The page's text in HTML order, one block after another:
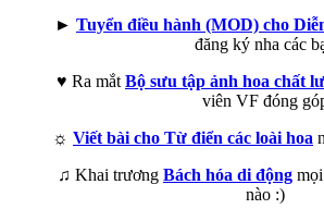
► Tuyển điều hành (MOD) cho
đăng ký nha các
♥ Ra mắt Bộ sưu tập ảnh hoa chất
viên VF đóng
☼ Viết bài cho Từ điển các loài hoa
♫ Khai trương Bách hóa di động
nào :)